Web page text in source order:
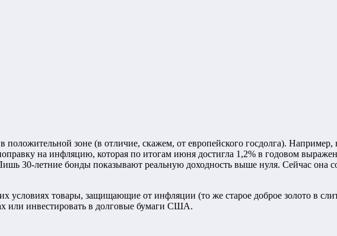
зоне (в отличие, скажем, от европейского госдолга). Например,
на инфляцию, которая по итогам июня достигла 1,2% в годовом
30-летние бонды показывают реальную доходность выше нуля. Сейчас она
условиях товары, защищающие от инфляции (то же старое доброе золото в
или инвестировать в долговые бумаги США.